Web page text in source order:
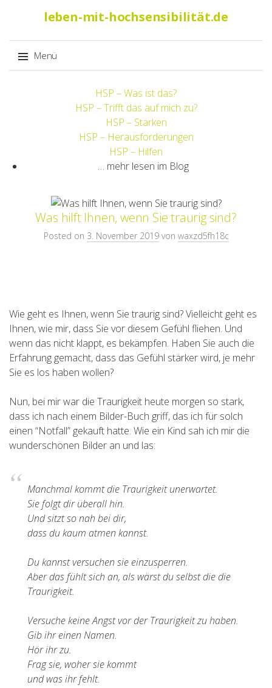
leben-mit-hochsensibilität.de
Menü
HSP – Was ist das?
HSP – Trifft das auf mich zu?
HSP – Stärken
HSP – Herausforderungen
HSP – Hilfen
… mehr lesen im Blog
Was hilft Ihnen, wenn Sie traurig sind?
Posted on 3. November 2019 von waxzd5fh18c
Wie geht es Ihnen, wenn Sie traurig sind? Vielleicht geht es
Ihnen, wie mir, dass Sie vor diesem Gefühl fliehen. Und
wenn das nicht klappt, es bekämpfen. Haben Sie auch die
Erfahrung gemacht, dass das Gefühl stärker wird, je mehr
Sie es los haben wollen?
Nun, bei mir war die Traurigkeit heute morgen so stark,
dass ich nach einem Bilder-Buch griff, das ich für solch
einen “Notfall” gekauft hatte. Wie ein Kind sah ich mir die
wunderschönen Bilder an und las:
Manchmal kommt die Traurigkeit unerwartet.
Sie folgt dir überall hin.
Und sitzt so nah bei dir,
dass du kaum atmen kannst.
Du kannst versuchen sie einzusperren.
Aber das fühlt sich an, als wärst du selbst die die
Traurigkeit.
Versuche keine Angst vor der Traurigkeit zu haben.
Gib ihr einen Namen.
Hör ihr zu.
Frag sie, woher sie kommt
und was ihr fehlt.